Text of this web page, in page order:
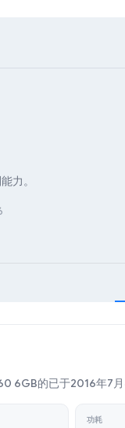
力。
6GB的已于2016年7月
功耗